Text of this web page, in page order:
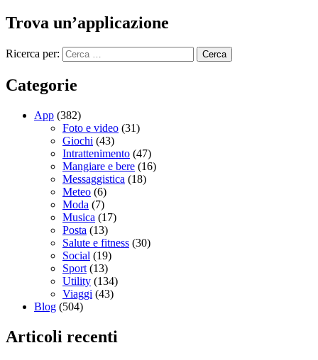
Trova un’applicazione
Ricerca per:
Categorie
App (382)
Foto e video (31)
Giochi (43)
Intrattenimento (47)
Mangiare e bere (16)
Messaggistica (18)
Meteo (6)
Moda (7)
Musica (17)
Posta (13)
Salute e fitness (30)
Social (19)
Sport (13)
Utility (134)
Viaggi (43)
Blog (504)
Articoli recenti